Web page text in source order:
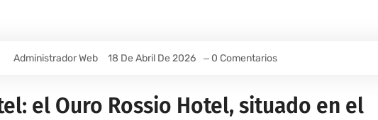
Administrador Web 18 De Abril De 2026 0 Comentarios
el Ouro Rossio Hotel, situado en el